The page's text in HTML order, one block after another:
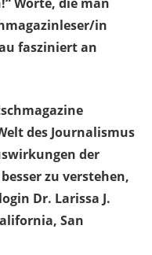
in
fasziniert an
des Journalismus
der
zu verstehen,
Dr. Larissa J.
San